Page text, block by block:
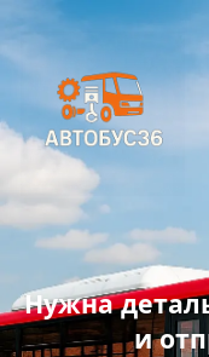
Нужна
и